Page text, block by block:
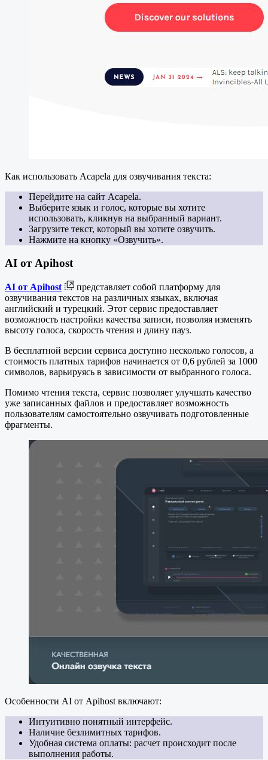
Как использовать Acapela для озвучивания текста:
Перейдите на сайт Acapela.
Выберите язык и голос, которые вы хотите
использовать, кликнув на выбранный вариант.
Загрузите текст, который вы хотите озвучить.
Нажмите на кнопку «Озвучить».
AI от Apihost
AI от Apihost
представляет собой платформу для
озвучивания текстов на различных языках, включая
английский и турецкий. Этот сервис предоставляет
возможность настройки качества записи, позволяя изменять
высоту голоса, скорость чтения и длину пауз.
В бесплатной версии сервиса доступно несколько голосов, а
стоимость платных тарифов начинается от 0,6 рублей за 1000
символов, варьируясь в зависимости от выбранного голоса.
Помимо чтения текста, сервис позволяет улучшать качество
уже записанных файлов и предоставляет возможность
пользователям самостоятельно озвучивать подготовленные
фрагменты.
Особенности AI от Apihost включают:
Интуитивно понятный интерфейс.
Наличие безлимитных тарифов.
Удобная система оплаты: расчет происходит после
выполнения работы.